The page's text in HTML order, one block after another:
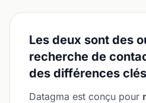
Les deux sont des
recherche de
des différences clés
Datagma est conçu pour